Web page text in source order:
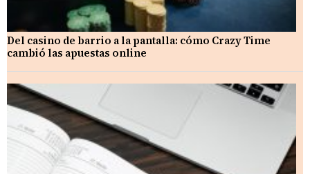
Del casino de barrio a la pantalla: cómo Crazy Time
cambió las apuestas online